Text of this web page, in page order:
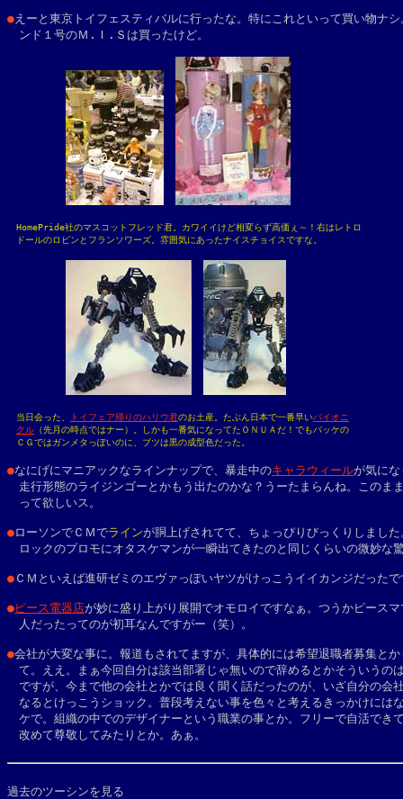
●えーと東京トイフェスティバルに行ったな。特にこれといって買い物ナ
ンド１号のＭ.Ｉ.Ｓは買ったけど。
HomePride社のマスコットフレッド君。カワイイけど相変らず高価ぇ～！右はレトロ
ドールのロビンとフランソワーズ。雰囲気にあったナイスチョイスですな。
当日会った、 トイフェア帰りのハリウ君のお土産。たぶん日本で一番早いバイオニ
クル （先月の時点ではナー）。しかも一番気になってたＯＮＵＡだ！でもパッケの
ＣＧではガンメタっぽいのに、ブツは黒の成型色だった。
●なにげにマニアックなラインナップで、暴走中のキャラウィールが気にな
走行形態のライジンゴーとかもう出たのかな？うーたまらんね。このま
って欲しいス。
●ローソンでＣＭでラインが胴上げされてて、ちょっぴりびっくりしました
ロックのプロモにオタスケマンが一瞬出てきたのと同じくらいの微妙な
● ＣＭといえば進研ゼミのエヴァっぽいヤツがけっこうイイカンジだった
●ピース電器店が妙に盛り上がり展開でオモロイですなぁ。つうかピースマ
人だったってのが初耳なんですがー（笑）。
●会社が大変な事に。報道もされてますが、具体的には希望退職者募集とか
て。ええ。まぁ今回自分は該当部署じゃ無いので辞めるとかそういうの
ですが、今まで他の会社とかでは良く聞く話だったのが、いざ自分の会
なるとけっこうショック。普段考えない事を色々と考えるきっかけには
ケで。組織の中でのデザイナーという職業の事とか。フリーで自活でき
改めて尊敬してみたりとか。あぁ。
過去のツーシンを見る